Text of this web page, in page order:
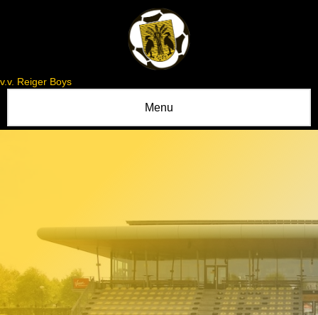
v.v. Reiger Boys
Menu